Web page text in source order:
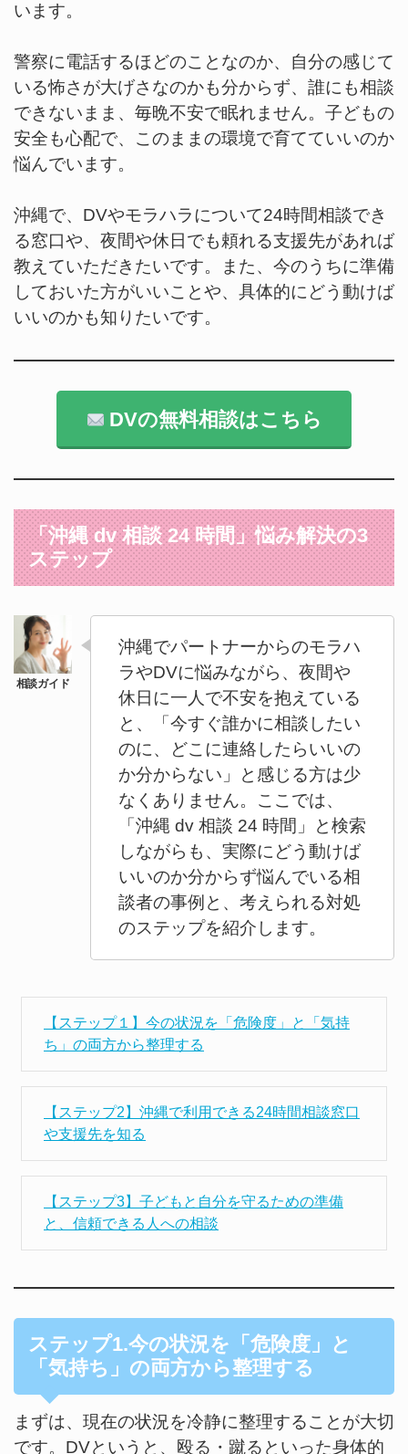
います。
警察に電話するほどのことなのか、自分の感じて
いる怖さが大げさなのかも分からず、誰にも相談
できないまま、毎晩不安で眠れません。子どもの
安全も心配で、このままの環境で育てていいのか
悩んでいます。
沖縄で、DVやモラハラについて24時間相談でき
る窓口や、夜間や休日でも頼れる支援先があれば
教えていただきたいです。また、今のうちに準備
しておいた方がいいことや、具体的にどう動けば
いいのかも知りたいです。
DVの無料相談はこちら
「沖縄 dv 相談 24 時間」悩み解決の3
ステップ
沖縄でパートナーからのモラハ
ラやDVに悩みながら、夜間や
休日に一人で不安を抱えている
と、「今すぐ誰かに相談したい
のに、どこに連絡したらいいの
か分からない」と感じる方は少
なくありません。ここでは、
「沖縄 dv 相談 24 時間」と検索
しながらも、実際にどう動けば
いいのか分からず悩んでいる相
談者の事例と、考えられる対処
のステップを紹介します。
【ステップ１】今の状況を「危険度」と「気持
ち」の両方から整理する
【ステップ2】沖縄で利用できる24時間相談窓口
や支援先を知る
【ステップ3】子どもと自分を守るための準備
と、信頼できる人への相談
ステップ1.今の状況を「危険度」と
「気持ち」の両方から整理する
まずは、現在の状況を冷静に整理することが大切
です。DVというと、殴る・蹴るといった身体的